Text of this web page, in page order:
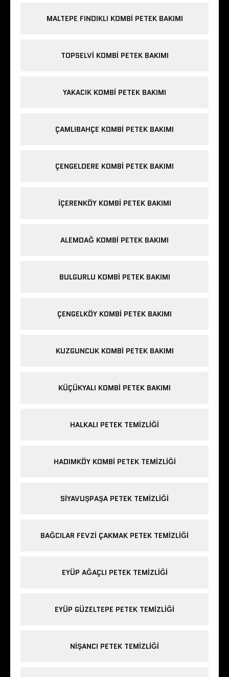
MALTEPE FINDIKLI KOMBI PETEK BAKIMI
TOPSELVI KOMBI PETEK BAKIMI
YAKACIK KOMBI PETEK BAKIMI
ÇAMLIBAHÇE KOMBI PETEK BAKIMI
ÇENGELDERE KOMBI PETEK BAKIMI
IÇERENKÖY KOMBI PETEK BAKIMI
ALEMDAĞ KOMBI PETEK BAKIMI
BULGURLU KOMBI PETEK BAKIMI
ÇENGELKÖY KOMBI PETEK BAKIMI
KUZGUNCUK KOMBI PETEK BAKIMI
KÜÇÜKYALI KOMBI PETEK BAKIMI
HALKALI PETEK TEMIZLIĞI
HADIMKÖY KOMBI PETEK TEMIZLIĞI
SIYAVUŞPAŞA PETEK TEMIZLIĞI
BAĞCILAR FEVZI ÇAKMAK PETEK TEMIZLIĞI
EYÜP AĞAÇLI PETEK TEMIZLIĞI
EYÜP GÜZELTEPE PETEK TEMIZLIĞI
NIŞANCI PETEK TEMIZLIĞI